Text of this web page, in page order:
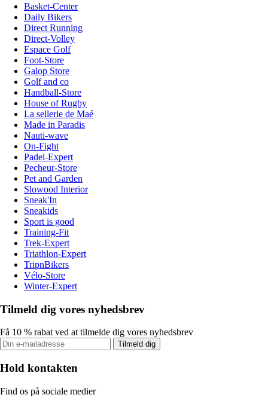
Basket-Center
Daily Bikers
Direct Running
Direct-Volley
Espace Golf
Foot-Store
Galop Store
Golf and co
Handball-Store
House of Rugby
La sellerie de Maé
Made in Paradis
Nauti-wave
On-Fight
Padel-Expert
Pecheur-Store
Pet and Garden
Slowood Interior
Sneak'In
Sneakids
Sport is good
Training-Fit
Trek-Expert
Triathlon-Expert
TripnBikers
Vélo-Store
Winter-Expert
Tilmeld dig vores nyhedsbrev
Få 10 % rabat ved at tilmelde dig vores nyhedsbrev
Tilmeld dig
Hold kontakten
Find os på sociale medier